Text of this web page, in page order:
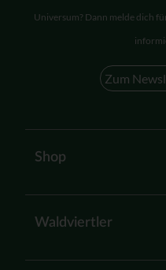
Universum? Dann melde dich
Zum
Shop
Waldviertler